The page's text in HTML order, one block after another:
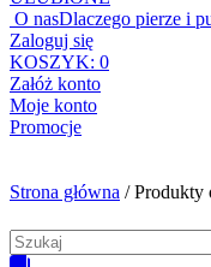
O nasDlaczego pierze i
Zaloguj się
KOSZYK: 0
Załóż konto
Moje konto
Promocje
Strona główna / Produkty